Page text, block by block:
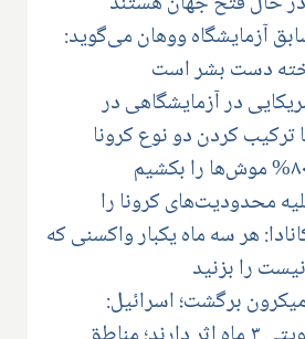
آزمایشگاه ووهان می‌گوید:
دست بشر است
در آزمایشگاهی در
ترکیب کردن دو نوع کرونا
محدودیت‌های کرونا را
هر سه ماه یکبار واکسنی که
را بزنید
برگشت؛ اسرائیل: